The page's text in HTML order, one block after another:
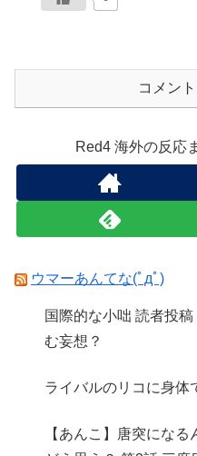
コメン
Red4 海外の反応
ウマーあんてな(ﾟдﾟ)
国際的な小咄 読者投
む妄想？
ライバルのリコに身体
【あんこ】唐突にな